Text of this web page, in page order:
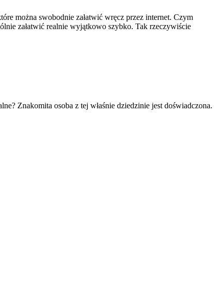
można swobodnie załatwić wręcz przez internet. Czym
załatwić realnie wyjątkowo szybko. Tak rzeczywiście
Znakomita osoba z tej właśnie dziedzinie jest doświadczona.